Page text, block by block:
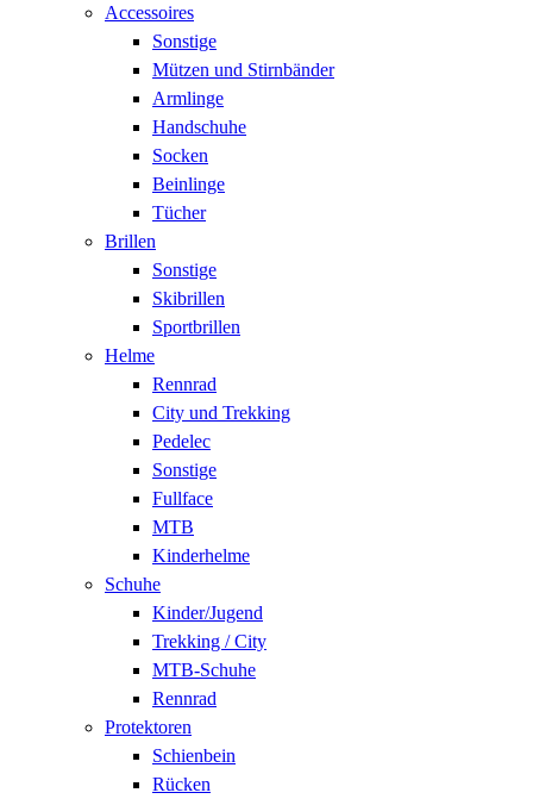
Accessoires
Sonstige
Mützen und Stirnbänder
Armlinge
Handschuhe
Socken
Beinlinge
Tücher
Brillen
Sonstige
Skibrillen
Sportbrillen
Helme
Rennrad
City und Trekking
Pedelec
Sonstige
Fullface
MTB
Kinderhelme
Schuhe
Kinder/Jugend
Trekking / City
MTB-Schuhe
Rennrad
Protektoren
Schienbein
Rücken